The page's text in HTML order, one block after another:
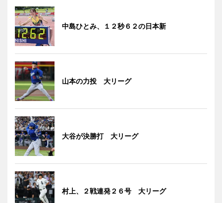
中島ひとみ、１２秒６２の日本新
山本の力投 大リーグ
大谷が決勝打 大リーグ
村上、２戦連発２６号 大リーグ